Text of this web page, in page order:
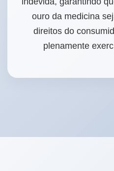
ouro da medicina
direitos do
plenamente